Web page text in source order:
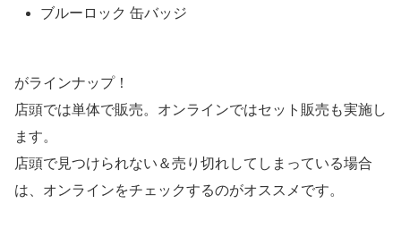
ブルーロック 缶バッジ
がラインナップ！
店頭では単体で販売。オンラインではセット販売も実施し
ます。
店頭で見つけられない＆売り切れしてしまっている場合
は、オンラインをチェックするのがオススメです。